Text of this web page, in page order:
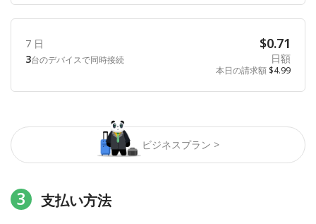
ビジネスプラン >
7 日
3台のデバイスで同時接続
$0.71
日額
本日の請求額 $4.99
3 支払い方法